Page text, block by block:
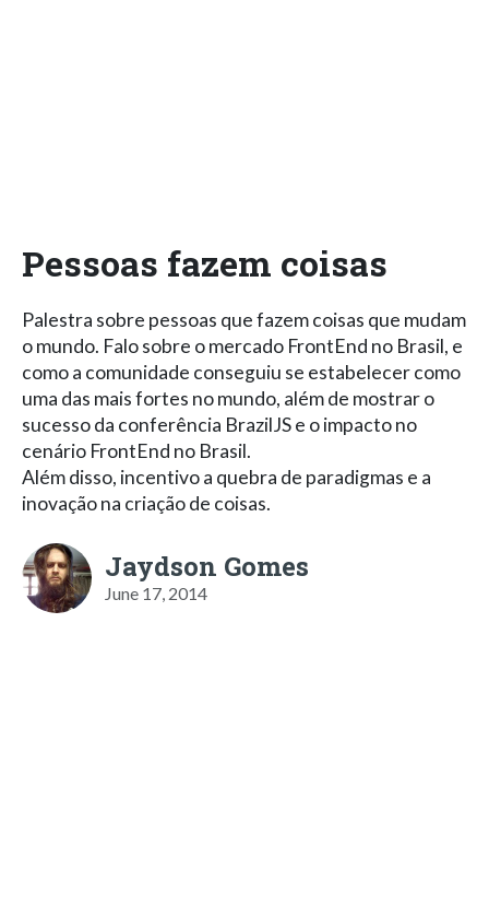
Pessoas fazem coisas
Palestra sobre pessoas que fazem coisas que mudam
o mundo. Falo sobre o mercado FrontEnd no Brasil, e
como a comunidade conseguiu se estabelecer como
uma das mais fortes no mundo, além de mostrar o
sucesso da conferência BrazilJS e o impacto no
cenário FrontEnd no Brasil.
Além disso, incentivo a quebra de paradigmas e a
inovação na criação de coisas.
Jaydson Gomes
June 17, 2014